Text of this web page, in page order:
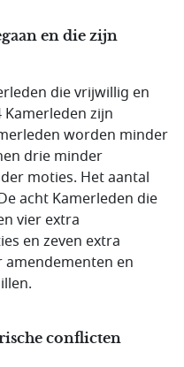
en die zijn
die vrijwillig en
zijn
worden minder
drie minder
moties. Het aantal
acht Kamerleden die
vier extra
en zeven extra
amendementen en
conflicten